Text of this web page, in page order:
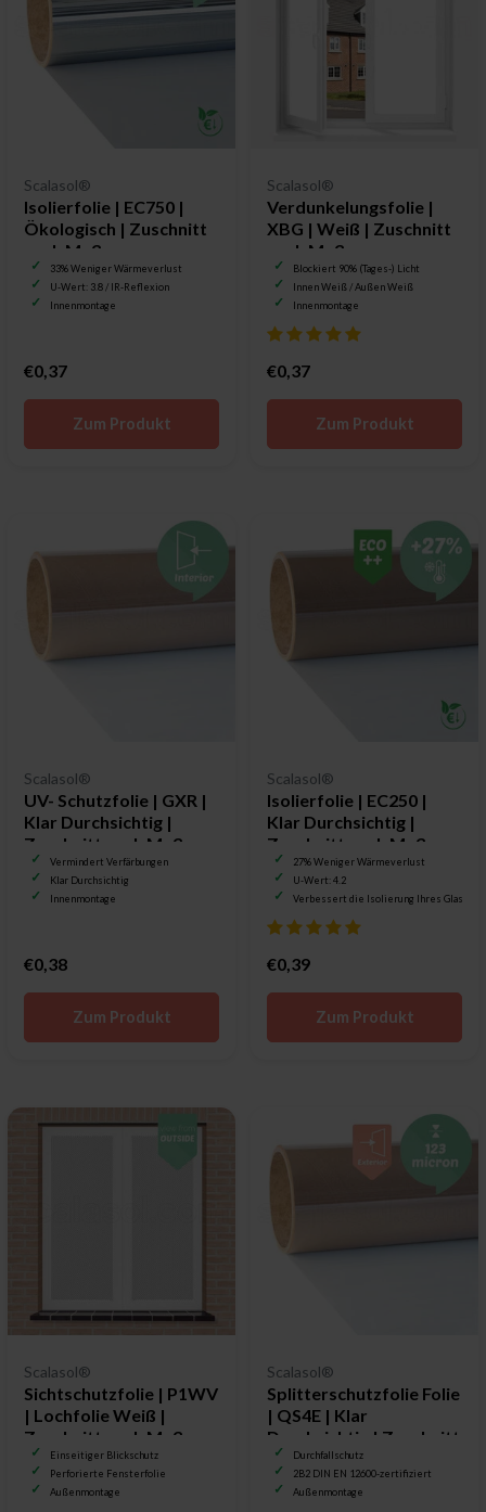
Scalasol®
Isolierfolie | EC750 |
Ökologisch | Zuschnitt
nach Maß
33% Weniger Wärmeverlust
U-Wert: 3.8 / IR-Reflexion
Innenmontage
€0,37
Zum Produkt
Scalasol®
Verdunkelungsfolie |
XBG | Weiß | Zuschnitt
nach Maß
Blockiert 90% (Tages-) Licht
Innen Weiß / Außen Weiß
Innenmontage
€0,37
Zum Produkt
Scalasol®
UV- Schutzfolie | GXR |
Klar Durchsichtig |
Zuschnitt nach Maß
Vermindert Verfärbungen
Klar Durchsichtig
Innenmontage
€0,38
Zum Produkt
Scalasol®
Isolierfolie | EC250 |
Klar Durchsichtig |
Zuschnitt nach Maß
27% Weniger Wärmeverlust
U-Wert: 4.2
Verbessert die Isolierung Ihres Glases
€0,39
Zum Produkt
Scalasol®
Sichtschutzfolie | P1WV
| Lochfolie Weiß |
Zuschnitt nach Maß
Einseitiger Blickschutz
Perforierte Fensterfolie
Außenmontage
Scalasol®
Splitterschutzfolie Folie
| QS4E | Klar
Durchsichtig | Zuschnitt
nach Maß
Durchfallschutz
2B2 DIN EN 12600-zertifiziert
Außenmontage